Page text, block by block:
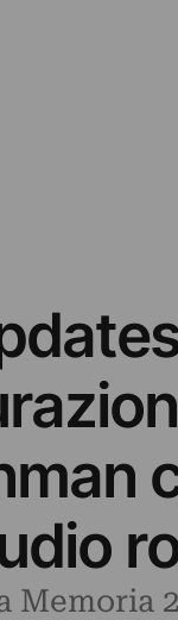
Memoria